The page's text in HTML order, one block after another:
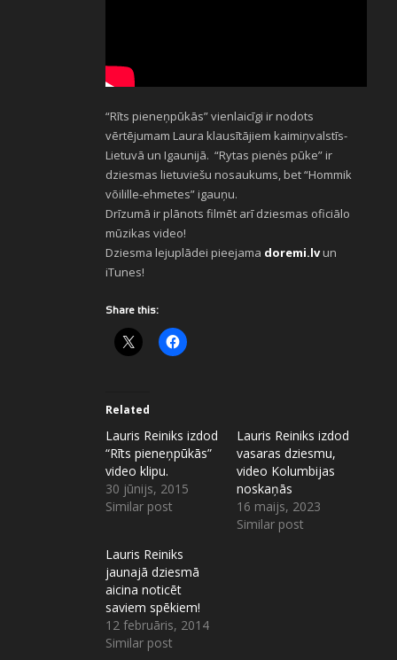
“Rīts pieneņpūkās” vienlaicīgi ir nodots
vērtējumam Laura klausītājiem kaimiņvalstīs-
Lietuvā un Igaunijā. “Rytas pienės pūke” ir
dziesmas lietuviešu nosaukums, bet “Hommik
võilille-ehmetes” igauņu.
Drīzumā ir plānots filmēt arī dziesmas oficiālo
mūzikas video!
Dziesma lejuplādei pieejama doremi.lvun
iTunes!
Share this:
Related
Lauris Reiniks izdod
“Rīts pieneņpūkās”
video klipu.
30 jūnijs, 2015
Similar post
Lauris Reiniks izdod
vasaras dziesmu,
video Kolumbijas
noskaņās
16 maijs, 2023
Similar post
Lauris Reiniks
jaunajā dziesmā
aicina noticēt
saviem spēkiem!
12 februāris, 2014
Similar post